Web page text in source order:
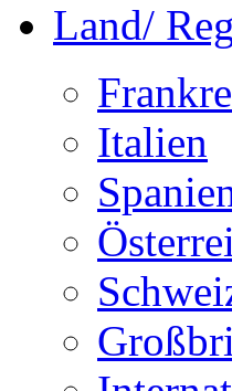
Land/
Italien